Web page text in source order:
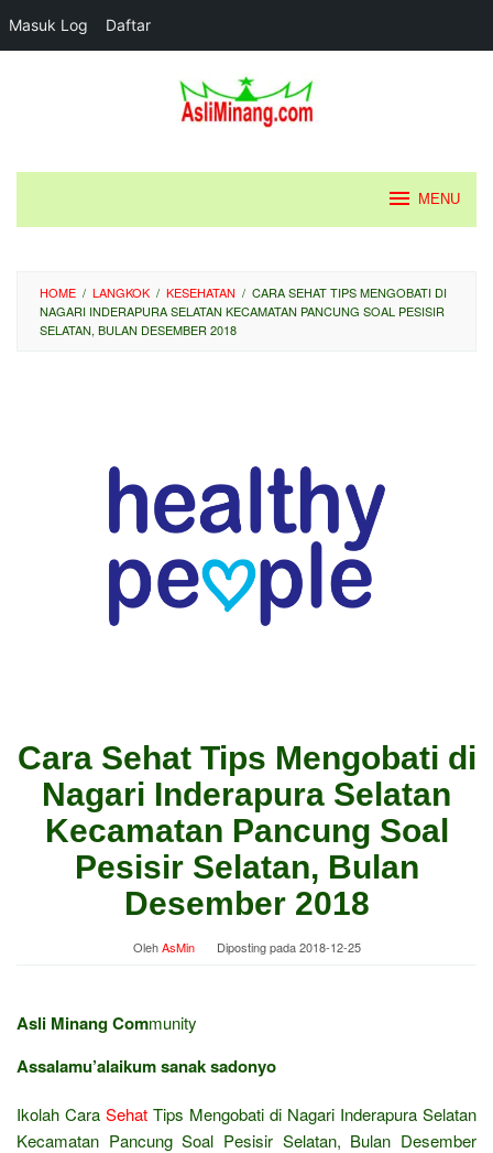
Masuk Log Daftar
MENU
HOME / LANGKOK / KESEHATAN / CARA SEHAT TIPS MENGOBATI DI
NAGARI INDERAPURA SELATAN KECAMATAN PANCUNG SOAL PESISIR
SELATAN, BULAN DESEMBER 2018
Cara Sehat Tips Mengobati di
Nagari Inderapura Selatan
Kecamatan Pancung Soal
Pesisir Selatan, Bulan
Desember 2018
OlehAsMin Diposting pada2018-12-25
Asli Minang Community
Assalamu’alaikum sanak sadonyo
Ikolah Cara Sehat Tips Mengobati di Nagari Inderapura Selatan
Kecamatan Pancung Soal Pesisir Selatan, Bulan Desember